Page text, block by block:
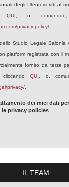
degli Utenti iscritti al
QUI , o,
privacy-policy/
Studio Legale Salonia
platform registrata con il
fornito da terze
cliccandoQUI
, o,
privacy/
dei miei dati
privacy policies
IL TEAM